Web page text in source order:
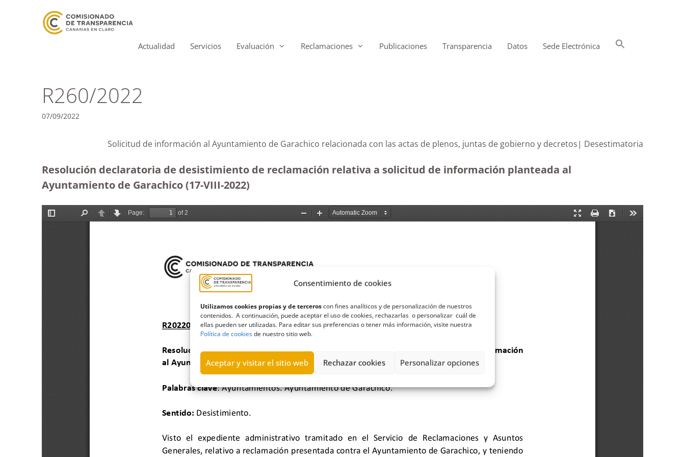
Consentimiento de cookies
Utilizamos cookies propias y de terceroscon fines analíticos y de personalización de nuestros
contenidos. A continuación, puede aceptar el uso de cookies, rechazarlas o personalizar cuál de
ellas pueden ser utilizadas. Para editar sus preferencias o tener más información, visite nuestra
Política de cookiesde nuestro sitio web.
Aceptar y visitar el sitio web Rechazar cookies Personalizar opciones
Actualidad Servicios Evaluación Reclamaciones Publicaciones Transparencia Datos Sede Electrónica
R260/2022
07/09/2022
Solicitud de información al Ayuntamiento de Garachico relacionada con las actas de plenos, juntas de gobierno y decretos| Desestimatoria
Resolución declaratoria de desistimiento de reclamación relativa a solicitud de información planteada al
Ayuntamiento de Garachico (17-VIII-2022)